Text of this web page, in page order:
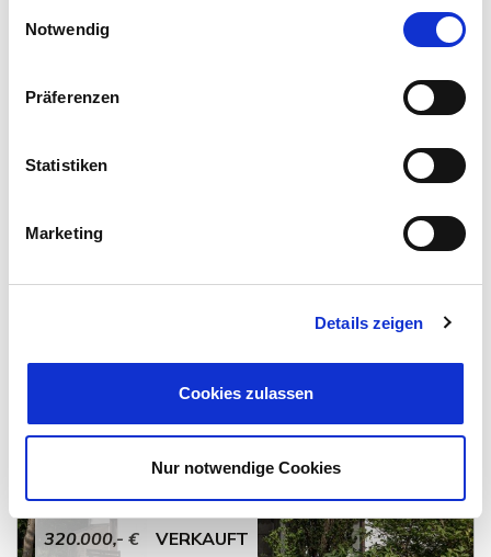
Notwendig
Präferenzen
Statistiken
Marketing
Details zeigen
Cookies zulassen
Nur notwendige Cookies
Braunschweig -Volkmarode
320.000,- € VERKAUFT